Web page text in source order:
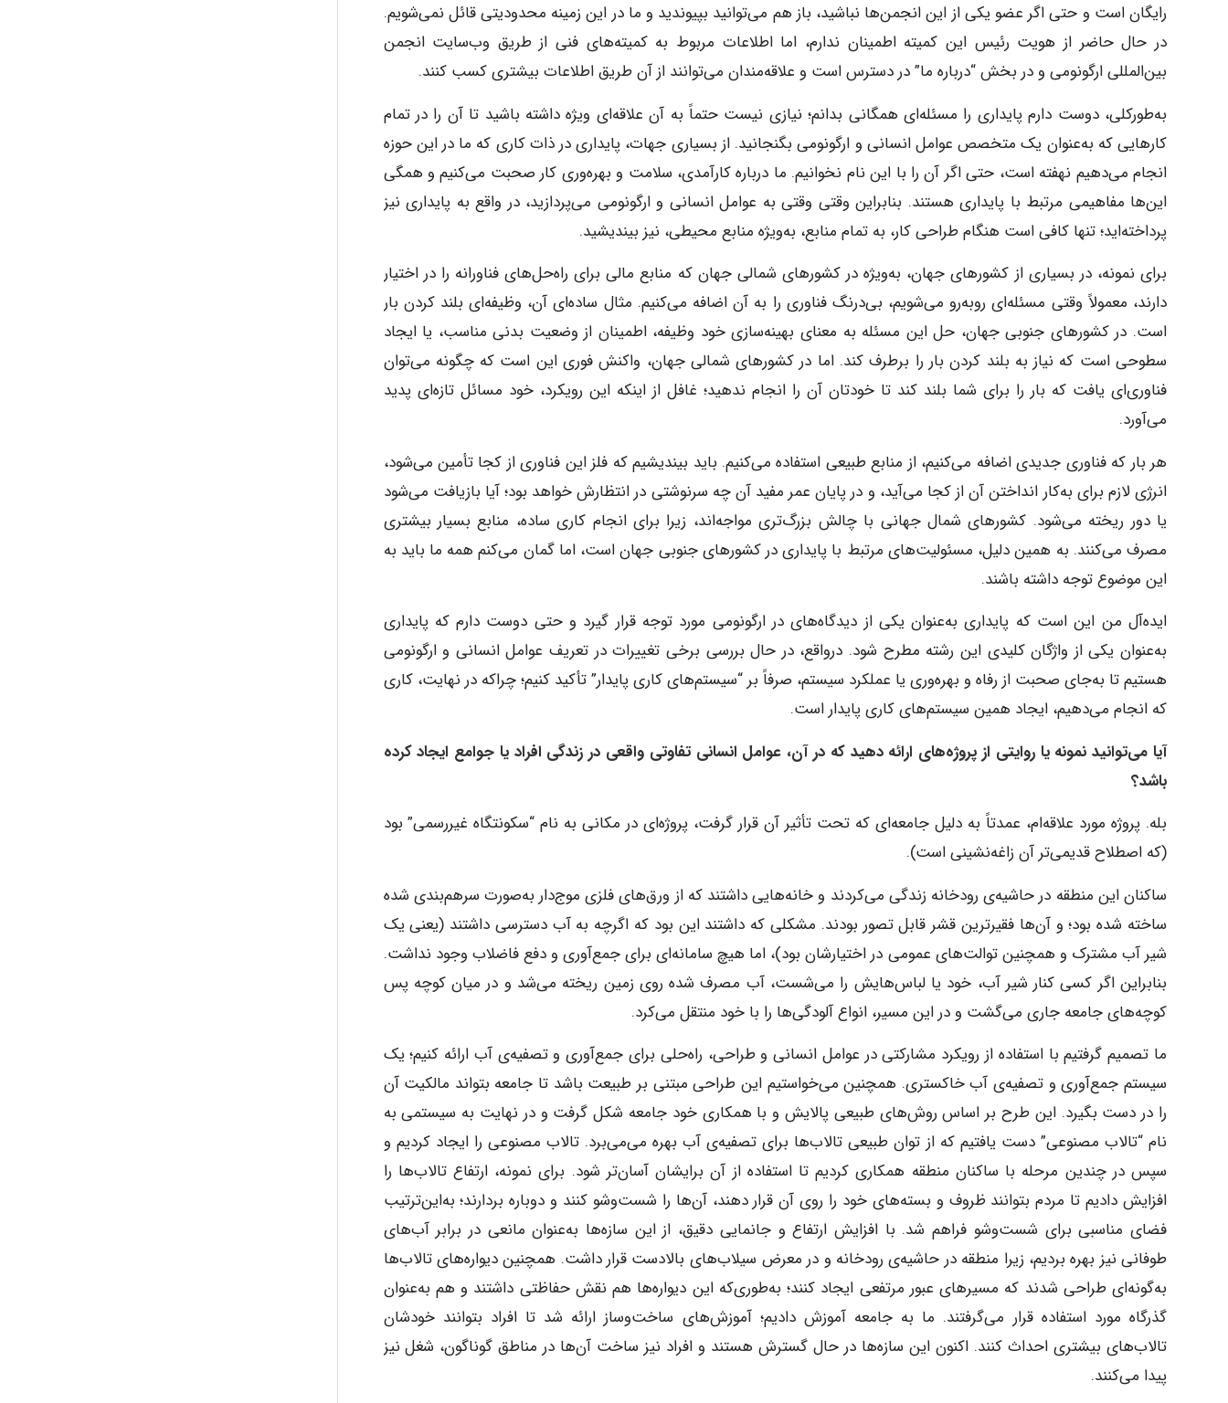
رایگان است و حتی اگر عضو یکی از این انجمن‌ها نباشید، باز هم می‌توانید بپیوندید و ما در این زمینه محدودیتی قائل نمی‌شویم.
در حال حاضر از هویت رئیس این کمیته اطمینان ندارم، اما اطلاعات مربوط به کمیته‌های فنی از طریق وب‌سایت انجمن
بین‌المللی ارگونومی و در بخش “درباره ما” در دسترس است و علاقه‌مندان می‌توانند از آن طریق اطلاعات بیشتری کسب کنند.
به‌طورکلی، دوست دارم پایداری را مسئله‌ای همگانی بدانم؛ نیازی نیست حتماً به آن علاقه‌ای ویژه داشته باشید تا آن را در تمام
کارهایى که به‌عنوان یک متخصص عوامل انسانی و ارگونومی بگنجانید. از بسیاری جهات، پایداری در ذات کاری که ما در این حوزه
انجام می‌دهیم نهفته است، حتی اگر آن را با این نام نخوانیم. ما درباره کارآمدی، سلامت و بهره‌وری کار صحبت می‌کنیم و همگی
این‌ها مفاهیمی مرتبط با پایداری هستند. بنابراین وقتی وقتی به عوامل انسانی و ارگونومی می‌پردازید، در واقع به پایداری نیز
پرداخته‌اید؛ تنها کافی است هنگام طراحی کار، به تمام منابع، به‌ویژه منابع محیطی، نیز بیندیشید.
برای نمونه، در بسیاری از کشورهای جهان، به‌ویژه در کشورهای شمالی جهان که منابع مالی برای راه‌حل‌های فناورانه را در اختیار
دارند، معمولاً وقتی مسئله‌ای روبه‌رو می‌شویم، بی‌درنگ فناوری را به آن اضافه می‌کنیم. مثال ساده‌ای آن، وظیفه‌ای بلند کردن بار
است. در کشورهای جنوبی جهان، حل این مسئله به معنای بهینه‌سازی خود وظیفه، اطمینان از وضعیت بدنی مناسب، یا ایجاد
سطوحی است که نیاز به بلند کردن بار را برطرف کند. اما در کشورهای شمالی جهان، واکنش فوری این است که چگونه می‌توان
فناوری‌ای یافت که بار را برای شما بلند کند تا خودتان آن را انجام ندهید؛ غافل از اینکه این رویکرد، خود مسائل تازه‌ای پدید
می‌آورد.
هر بار که فناوری جدیدی اضافه می‌کنیم، از منابع طبیعی استفاده می‌کنیم. باید بیندیشیم که فلز این فناوری از کجا تأمین می‌شود،
انرژی لازم برای به‌کار انداختن آن از کجا می‌آید، و در پایان عمر مفید آن چه سرنوشتی در انتظارش خواهد بود؛ آیا بازیافت می‌شود
یا دور ریخته می‌شود. کشورهای شمال جهانی با چالش بزرگ‌تری مواجه‌اند، زیرا برای انجام کاری ساده، منابع بسیار بیشتری
مصرف می‌کنند. به همین دلیل، مسئولیت‌های مرتبط با پایداری در کشورهای جنوبی جهان است، اما گمان می‌کنم همه ما باید به
این موضوع توجه داشته باشند.
ایده‌آل من این است که پایداری به‌عنوان یکی از دیدگاه‌های در ارگونومی مورد توجه قرار گیرد و حتی دوست دارم که پایداری
به‌عنوان یکی از واژگان کلیدی این رشته مطرح شود. درواقع، در حال بررسی برخی تغییرات در تعریف عوامل انسانی و ارگونومی
هستیم تا به‌جای صحبت از رفاه و بهره‌وری یا عملکرد سیستم، صرفاً بر “سیستم‌های کاری پایدار” تأکید کنیم؛ چراکه در نهایت، کاری
که انجام می‌دهیم، ایجاد همین سیستم‌های کاری پایدار است.
آیا می‌توانید نمونه یا روایتی از پروژه‌های ارائه دهید که در آن، عوامل انسانی تفاوتی واقعی در زندگی افراد یا جوامع ایجاد کرده
باشد؟
بله. پروژه مورد علاقه‌ام، عمدتاً به دلیل جامعه‌ای که تحت تأثیر آن قرار گرفت، پروژه‌ای در مکانی به نام “سکونتگاه غیررسمی” بود
(که اصطلاح قدیمی‌تر آن زاغه‌نشینی است).
ساکنان این منطقه در حاشیه‌ی رودخانه زندگی می‌کردند و خانه‌هایی داشتند که از ورق‌های فلزی موج‌دار به‌صورت سرهم‌بندی شده
ساخته شده بود؛ و آن‌ها فقیرترین قشر قابل تصور بودند. مشکلی که داشتند این بود که اگرچه به آب دسترسی داشتند (یعنی یک
شیر آب مشترک و همچنین توالت‌های عمومی در اختیارشان بود)، اما هیچ سامانه‌ای برای جمع‌آوری و دفع فاضلاب وجود نداشت.
بنابراین اگر کسی کنار شیر آب، خود یا لباس‌هایش را می‌شست، آب مصرف شده روی زمین ریخته می‌شد و در میان کوچه پس
کوچه‌های جامعه جاری می‌گشت و در این مسیر، انواع آلودگی‌ها را با خود منتقل می‌کرد.
ما تصمیم گرفتیم با استفاده از رویکرد مشارکتی در عوامل انسانی و طراحی، راه‌حلی برای جمع‌آوری و تصفیه‌ی آب ارائه کنیم؛ یک
سیستم جمع‌آوری و تصفیه‌ی آب خاکستری. همچنین می‌خواستیم این طراحی مبتنی بر طبیعت باشد تا جامعه بتواند مالکیت آن
را در دست بگیرد. این طرح بر اساس روش‌های طبیعی پالایش و با همکاری خود جامعه شکل گرفت و در نهایت به سیستمی به
نام “تالاب مصنوعی” دست یافتیم که از توان طبیعی تالاب‌ها برای تصفیه‌ی آب بهره می‌می‌برد. تالاب مصنوعی را ایجاد کردیم و
سپس در چندین مرحله با ساکنان منطقه همکاری کردیم تا استفاده از آن برایشان آسان‌تر شود. برای نمونه، ارتفاع تالاب‌ها را
افزایش دادیم تا مردم بتوانند ظروف و بسته‌های خود را روی آن قرار دهند، آن‌ها را شست‌وشو کنند و دوباره بردارند؛ به‌این‌ترتیب
فضای مناسبی برای شست‌وشو فراهم شد. با افزایش ارتفاع و جانمایی دقیق، از این سازه‌ها به‌عنوان مانعی در برابر آب‌های
طوفانی نیز بهره بردیم، زیرا منطقه در حاشیه‌ی رودخانه و در معرض سیلاب‌های بالادست قرار داشت. همچنین دیواره‌های تالاب‌ها
به‌گونه‌ای طراحی شدند که مسیرهای عبور مرتفعی ایجاد کنند؛ به‌طوری‌که این دیواره‌ها هم نقش حفاظتی داشتند و هم به‌عنوان
گذرگاه مورد استفاده قرار می‌گرفتند. ما به جامعه آموزش دادیم؛ آموزش‌های ساخت‌وساز ارائه شد تا افراد بتوانند خودشان
تالاب‌های بیشتری احداث کنند. اکنون این سازه‌ها در حال گسترش هستند و افراد نیز ساخت آن‌ها در مناطق گوناگون، شغل نیز
پیدا می‌کنند.